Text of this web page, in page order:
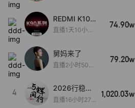
REDMI K100
Pro系列新品
启！
直播1天10小时
74.90w
舅妈来了
直播2小时50分
79.20w
4
2026行稳致
远
直播16小时27
1,020.03w